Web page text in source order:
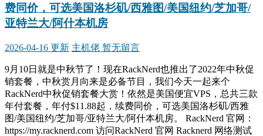
费同价，可选美国洛杉矶/西雅图/美国纽约/芝加哥/
亚特兰大/阿什本机房
2026-04-16 更新 主机佬 暂无留言
9月10日就是中秋节了！现在RackNerd也推出了2022年中秋促
销套餐，中秋赏月向来是必备节目，我们今天一起来个
RackNerd中秋促销套餐大赏！依然是美国便宜VPS，总共三款
年付套餐，年付$11.88起，续费同价，可选美国洛杉矶/西雅
图/美国纽约/芝加哥/亚特兰大/阿什本机房。 RackNerd 官网：
https://my.racknerd.com 访问RackNerd 官网 Racknerd 网络测试